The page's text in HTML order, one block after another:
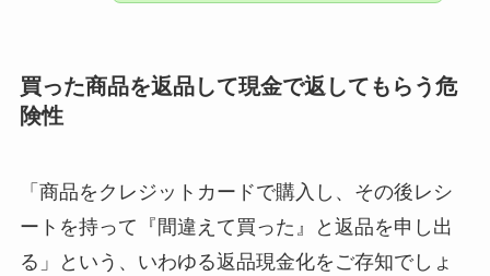
買った商品を返品して現金で返してもらう危
険性
「商品をクレジットカードで購入し、その後レシ
ートを持って『間違えて買った』と返品を申し出
る」という、いわゆる返品現金化をご存知でしょ